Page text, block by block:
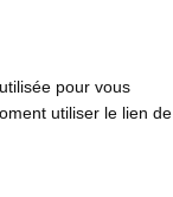
pour vous
utiliser le lien de